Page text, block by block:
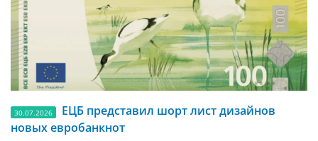
30.07.2026
ЕЦБ представил шорт лист дизайнов
новых евробанкнот